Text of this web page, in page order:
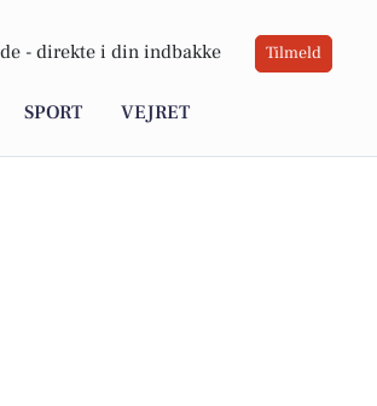
- direkte i din indbakke Tilmeld
SPORT VEJRET